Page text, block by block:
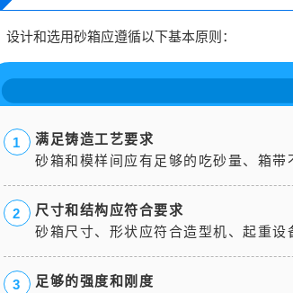
设计和选用砂箱应遵循以下基本原则：
1
满足铸造工艺要求
砂箱和模样间应有足够的吃砂量、箱带
2
尺寸和结构应符合要求
砂箱尺寸、形状应符合造型机、起重设
3
足够的强度和刚度